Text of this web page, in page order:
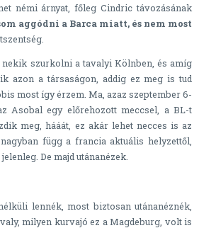
némi árnyat, főleg Cindric távozásának
aggódni a Barca miatt, és nem most
nekik szurkolni a tavalyi Kölnben, és amíg
azon a társaságon, addig ez meg is tud
most így érzem. Ma, azaz szeptember 6-
Asobal egy előrehozott meccsel, a BL-t
meg, hááát, ez akár lehet necces is az
függ a francia aktuális helyzettől,
De majd utánanézek.
lennék, most biztosan utánanéznék,
milyen kurvajó ez a Magdeburg, volt is